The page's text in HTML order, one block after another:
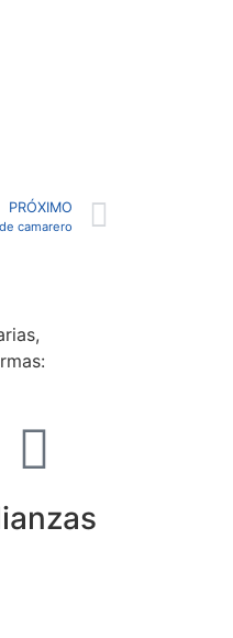
PRÓXIMO
camarero